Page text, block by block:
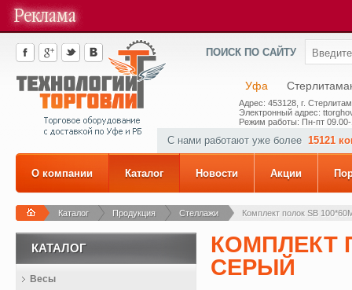
ПОИСК ПО САЙТУ
Уфа
Адрес: 453128, г.
Электронный адрес:
Режим работы: Пн-пт
С нами работают уже более 15121
О компании Каталог Новости Акции
Каталог Продукция Стеллажи Комплект полок SB
КОМПЛЕКТ
СЕРЫЙ
КАТАЛОГ
Весы